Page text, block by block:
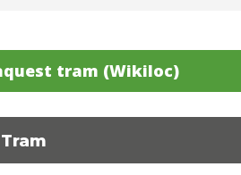
tram (Wikiloc)